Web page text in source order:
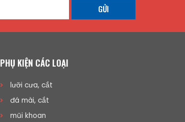
GỬI
PHỤ KIỆN CÁC LOẠI
lưỡi cưa, cắt
đá mài, cắt
mũi khoan